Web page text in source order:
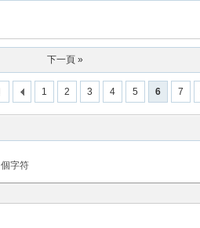
下一頁 »
1 2 3 4 5 6 7
個字符